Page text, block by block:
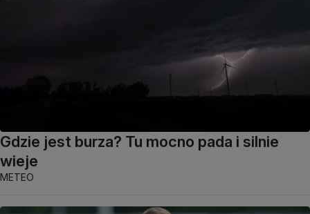
Gdzie jest burza? Tu mocno pada i silnie
wieje
METEO